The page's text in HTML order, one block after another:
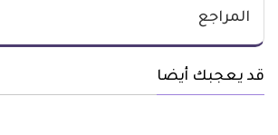
المراجع
قد يعجبك أيضا